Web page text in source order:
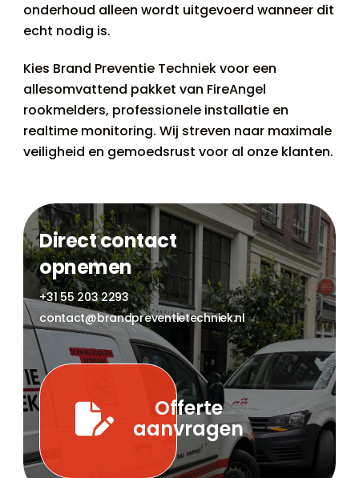
onderhoud alleen wordt uitgevoerd wanneer dit
echt nodig is.
Kies Brand Preventie Techniek voor een
allesomvattend pakket van FireAngel
rookmelders, professionele installatie en
realtime monitoring. Wij streven naar maximale
veiligheid en gemoedsrust voor al onze klanten.
Direct contact
opnemen
+31 55 203 2293
contact@brandpreventietechniek.nl
Offerte
aanvragen